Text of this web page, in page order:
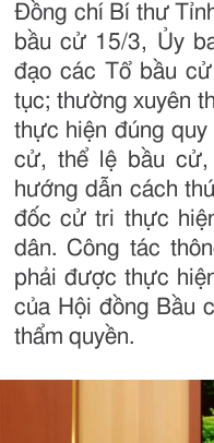
Đồng chí Bí thư
bầu cử 15/3, Ủy
đạo các Tổ bầu
tục; thường xuyên
thực hiện đúng
cử, thể lệ bầu cử,
hướng dẫn cách
đốc cử tri thực
dân. Công tác
phải được thực
của Hội đồng Bầu
thẩm quyền.